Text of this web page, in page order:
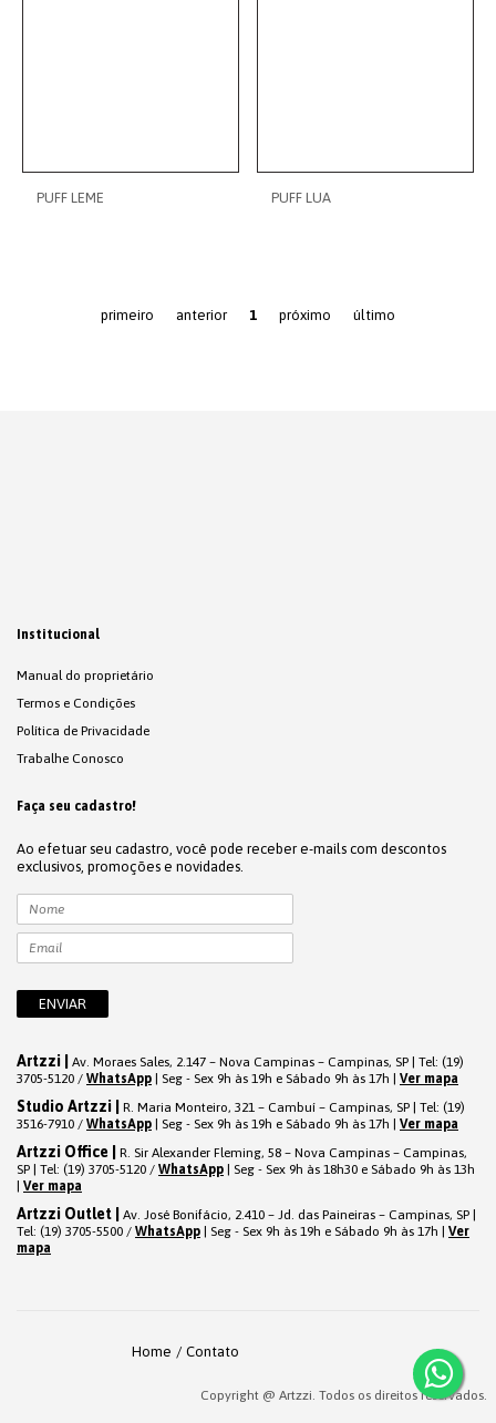
PUFF LEME PUFF LUA
primeiro anterior 1 próximo último
Institucional
Manual do proprietário
Termos e Condições
Política de Privacidade
Trabalhe Conosco
Faça seu cadastro!
Ao efetuar seu cadastro, você pode receber e-mails com descontos
exclusivos, promoções e novidades.
Artzzi | Av. Moraes Sales, 2.147 – Nova Campinas – Campinas, SP | Tel: (19)
3705-5120 / WhatsApp | Seg - Sex 9h às 19h e Sábado 9h às 17h | Ver mapa
Studio Artzzi | R. Maria Monteiro, 321 – Cambuí – Campinas, SP | Tel: (19)
3516-7910 / WhatsApp | Seg - Sex 9h às 19h e Sábado 9h às 17h | Ver mapa
Artzzi Office | R. Sir Alexander Fleming, 58 – Nova Campinas – Campinas,
SP | Tel: (19) 3705-5120 / WhatsApp | Seg - Sex 9h às 18h30 e Sábado 9h às 13h
| Ver mapa
Artzzi Outlet | Av. José Bonifácio, 2.410 – Jd. das Paineiras – Campinas, SP |
Tel: (19) 3705-5500 / WhatsApp | Seg - Sex 9h às 19h e Sábado 9h às 17h | Ver
mapa
Home Contato
Copyright @ Artzzi. Todos os direitos reservados.